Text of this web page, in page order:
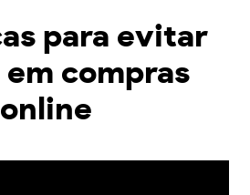
para evitar
em compras
online